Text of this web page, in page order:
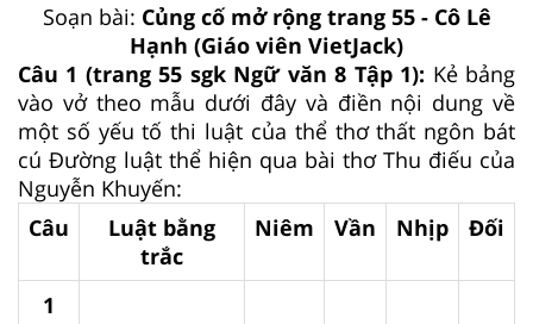
Soạn bài: Củng cố mở rộng trang 55 - Cô Lê
Hạnh (Giáo viên VietJack)
Câu 1 (trang 55 sgk Ngữ văn 8 Tập 1): Kẻ bảng
vào vở theo mẫu dưới đây và điền nội dung về
một số yếu tố thi luật của thể thơ thất ngôn bát
cú Đường luật thể hiện qua bài thơ Thu điếu của
Nguyễn Khuyến:
Câu
Luật bằng
trắc
Niêm Vần Nhịp Đối
1